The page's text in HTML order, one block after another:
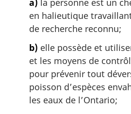
en halieutique
de recherche reconnu;
b) elle possède et
et les moyens de
pour prévenir tout
poisson d’espèces
les eaux de l’Ontario;